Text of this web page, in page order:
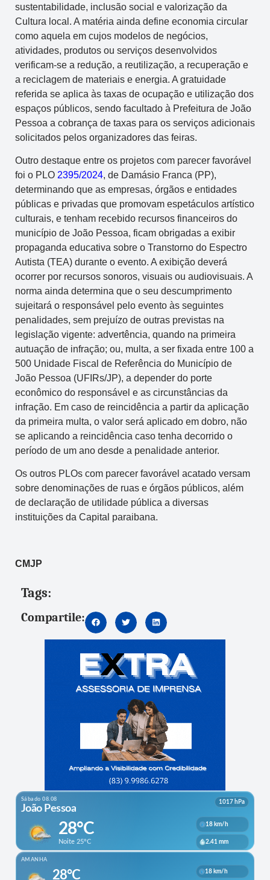
sustentabilidade, inclusão social e valorização da
Cultura local. A matéria ainda define economia circular
como aquela em cujos modelos de negócios,
atividades, produtos ou serviços desenvolvidos
verificam-se a redução, a reutilização, a recuperação e
a reciclagem de materiais e energia. A gratuidade
referida se aplica às taxas de ocupação e utilização dos
espaços públicos, sendo facultado à Prefeitura de João
Pessoa a cobrança de taxas para os serviços adicionais
solicitados pelos organizadores das feiras.
Outro destaque entre os projetos com parecer favorável
foi o PLO 2395/2024, de Damásio Franca (PP),
determinando que as empresas, órgãos e entidades
públicas e privadas que promovam espetáculos artístico
culturais, e tenham recebido recursos financeiros do
município de João Pessoa, ficam obrigadas a exibir
propaganda educativa sobre o Transtorno do Espectro
Autista (TEA) durante o evento. A exibição deverá
ocorrer por recursos sonoros, visuais ou audiovisuais. A
norma ainda determina que o seu descumprimento
sujeitará o responsável pelo evento às seguintes
penalidades, sem prejuízo de outras previstas na
legislação vigente: advertência, quando na primeira
autuação de infração; ou, multa, a ser fixada entre 100 a
500 Unidade Fiscal de Referência do Município de
João Pessoa (UFIRs/JP), a depender do porte
econômico do responsável e as circunstâncias da
infração. Em caso de reincidência a partir da aplicação
da primeira multa, o valor será aplicado em dobro, não
se aplicando a reincidência caso tenha decorrido o
período de um ano desde a penalidade anterior.
Os outros PLOs com parecer favorável acatado versam
sobre denominações de ruas e órgãos públicos, além
de declaração de utilidade pública a diversas
instituições da Capital paraibana.
CMJP
Tags:
Compartile: